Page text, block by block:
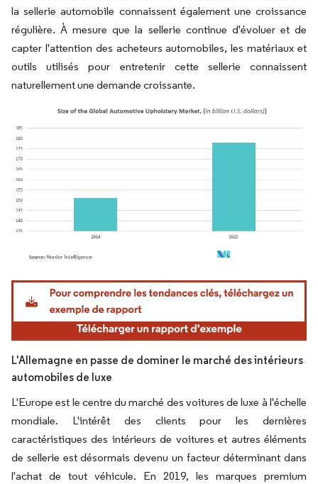
la sellerie automobile connaissent également une croissance
régulière. À mesure que la sellerie continue d'évoluer et de
capter l'attention des acheteurs automobiles, les matériaux et
outils utilisés pour entretenir cette sellerie connaissent
naturellement une demande croissante.
Image © Mordor Intelligence. La réutilisation nécessite une attribution sous CC BY
L'Allemagne en passe de dominer le marché des intérieurs
automobiles de luxe
L'Europe est le centre du marché des voitures de luxe à l'échelle
mondiale. L'intérêt des clients pour les dernières
caractéristiques des intérieurs de voitures et autres éléments
de sellerie est désormais devenu un facteur déterminant dans
l'achat de tout véhicule. En 2019, les marques premium